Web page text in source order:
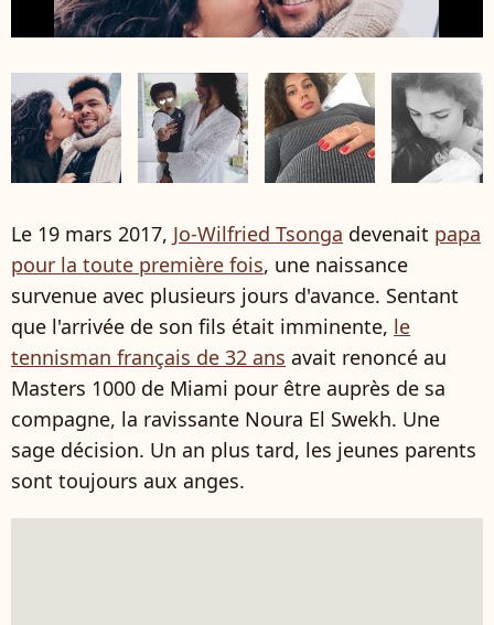
Le 19 mars 2017, Jo-Wilfried Tsonga devenait papa
pour la toute première fois, une naissance
survenue avec plusieurs jours d'avance. Sentant
que l'arrivée de son fils était imminente, le
tennisman français de 32 ans avait renoncé au
Masters 1000 de Miami pour être auprès de sa
compagne, la ravissante Noura El Swekh. Une
sage décision. Un an plus tard, les jeunes parents
sont toujours aux anges.